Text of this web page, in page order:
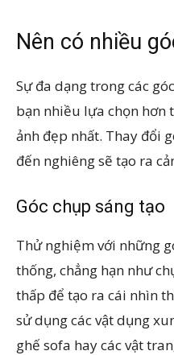
Nên có nhiều
Sự đa dạng trong các
bạn nhiều lựa chọn hơn
ảnh đẹp nhất. Thay đổi
đến nghiêng sẽ tạo ra
Góc chụp sáng tạo
Thử nghiệm với những
thống, chẳng hạn như
thấp để tạo ra cái nhìn
sử dụng các vật dụng
ghế sofa hay các vật